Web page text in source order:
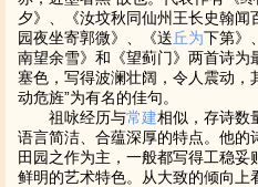
夕》、《汝坟秋同仙州王长史翰
园夜坐寄郭微》、《送丘为下第》
南望余雪》和《望蓟门》两首诗为
塞色，写得波澜壮阔，令人震动，
动危旌”为有名的佳句。
祖咏经历与常建相似，存诗数
语言简洁、合蕴深厚的特点。他的
田园之作为主，一般都写得工稳
鲜明的艺术特色。从大致的倾向上